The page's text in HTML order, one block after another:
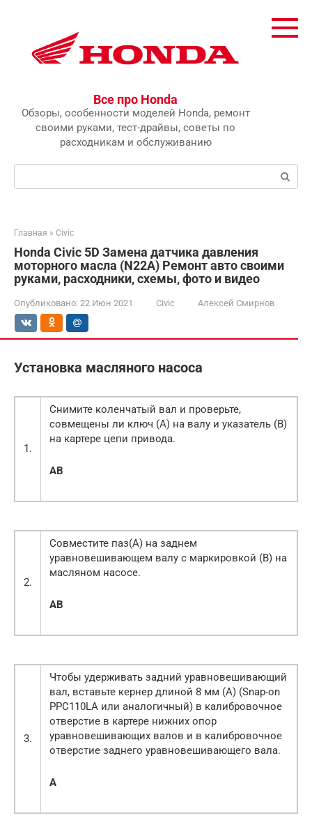
Все про Honda
Обзоры, особенности моделей Honda, ремонт
своими руками, тест-драйвы, советы по
расходникам и обслуживанию
Главная » Civic
Honda Civic 5D Замена датчика давления
моторного масла (N22A) Ремонт авто своими
руками, расходники, схемы, фото и видео
Опубликовано: 22 Июн 2021 Civic Алексей Смирнов
Установка масляного насоса
1.
Снимите коленчатый вал и проверьте,
совмещены ли ключ (А) на валу и указатель (В)
на картере цепи привода.
AB
2.
Совместите паз(А) на заднем
уравновешивающем валу с маркировкой (В) на
масляном насосе.
AB
3.
Чтобы удерживать задний уравновешивающий
вал, вставьте кернер длиной 8 мм (А) (Snap-on
PPC110LA или аналогичный) в калибровочное
отверстие в картере нижних опор
уравновешивающих валов и в калибровочное
отверстие заднего уравновешивающего вала.
A